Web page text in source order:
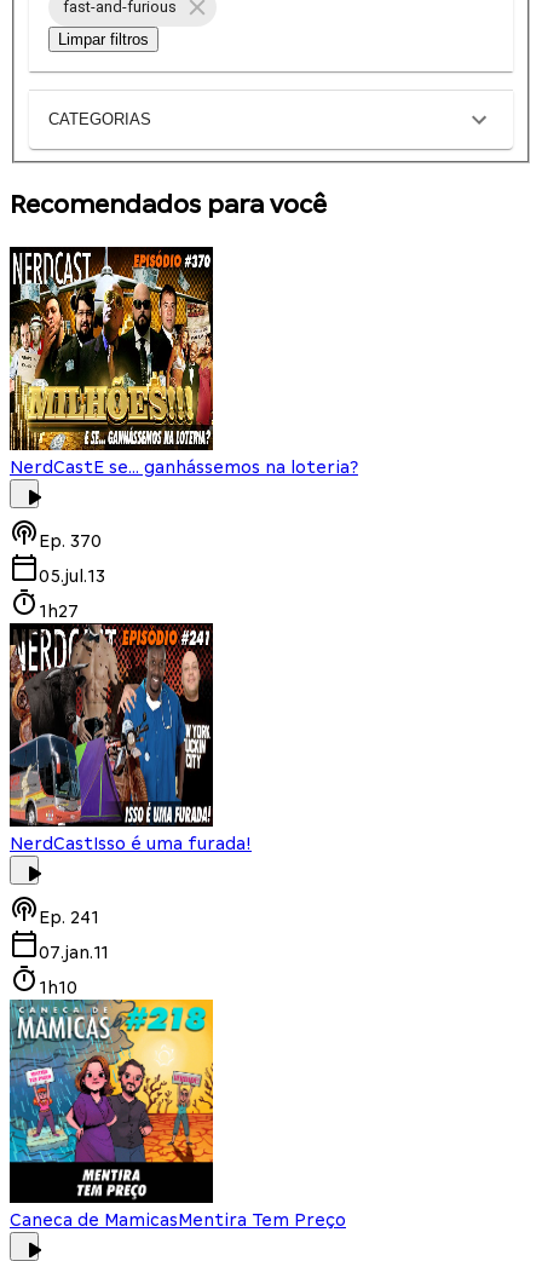
fast-and-furious
Limpar filtros
CATEGORIAS
Recomendados para você
NerdCastE se... ganhássemos na loteria?
Ep. 370
05.jul.13
1h27
NerdCastIsso é uma furada!
Ep. 241
07.jan.11
1h10
Caneca de MamicasMentira Tem Preço